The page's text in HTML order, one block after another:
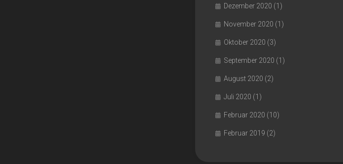
Dezember 2020 (1)
November 2020 (1)
Oktober 2020 (3)
September 2020 (1)
August 2020 (2)
Juli 2020 (1)
Februar 2020 (10)
Februar 2019 (2)